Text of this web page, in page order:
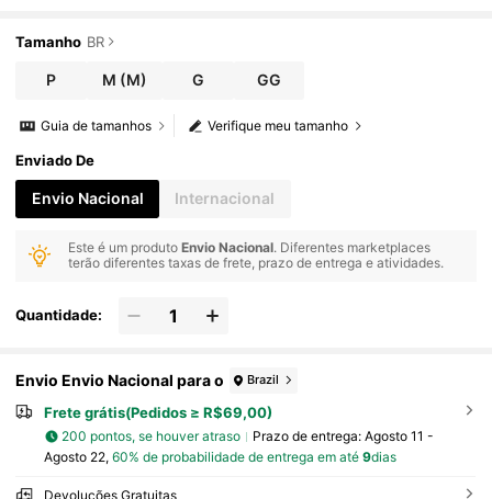
Tamanho BR
P M (M) G GG
Verifique meu tamanho
Guia de tamanhos
Enviado De
Envio Nacional Internacional
Este é um produtoEnvio Nacional. Diferentes marketplaces
terão diferentes taxas de frete, prazo de entrega e atividades.
Quantidade:
Envio Envio Nacional para o Brazil
Frete grátis(Pedidos ≥ R$69,00)
200 pontos, se houver atraso Prazo de entrega: Agosto 11 -
Agosto 22, 60% de probabilidade de entrega em até 9dias
Devoluções Gratuitas